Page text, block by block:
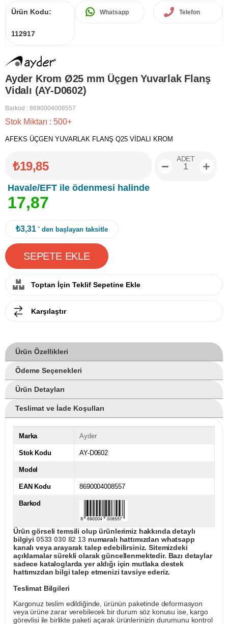
Ürün Kodu:
112917
Whatsapp Telefon
Ayder Krom Ø25 mm Üçgen Yuvarlak Flanş
Vidalı (AY-D0602)
Barkod : 8690004008557
Stok Miktarı : 500+
AFEKS ÜÇGEN YUVARLAK FLANŞ Q25 VİDALI KROM
₺19,85
Havale/EFT ile ödenmesi halinde
17,87
ADET
₺3,31 ' den başlayan taksitle
Toptan İçin Teklif Sepetine Ekle
Karşılaştır
Ürün Özellikleri
Ödeme Seçenekleri
Ürün Detayları
Teslimat ve İade Koşulları
Marka Ayder
Stok Kodu AY-D0602
Model
EAN Kodu 8690004008557
Barkod
Ürün görseli temsili olup ürünlerimiz hakkında detaylı
bilgiyi 0533 030 82 13numaralı hattımızdan whatsapp
kanalı veya arayarak talep edebilirsiniz. Sitemizdeki
açıklamalar sürekli olarak güncellenmektedir. Bazı detaylar
sadece kataloglarda yer aldığı için mutlaka destek
hattımızdan bilgi talep etmenizi tavsiye ederiz.
Teslimat Bilgileri
Kargonuz teslim edildiğinde, ürünün paketinde deformasyon
veya ürüne zarar verebilecek bir durum söz konusu ise, kargo
görevlisi ile birlikte paketi açarak ürünlerinizin durumunu kontrol